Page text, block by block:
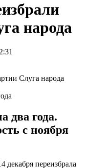
народа
два года.
с ноября
декабря переизбрала